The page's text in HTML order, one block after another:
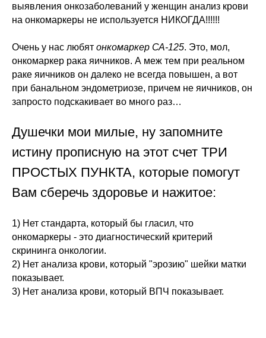
выявления онкозаболеваний у женщин анализ крови
на онкомаркеры не используется НИКОГДА!!!!!!
Очень у нас любят онкомаркер СА-125. Это, мол,
онкомаркер рака яичников. А меж тем при реальном
раке яичников он далеко не всегда повышен, а вот
при банальном эндометриозе, причем не яичников, он
запросто подскакивает во много раз…
Душечки мои милые, ну запомните
истину прописную на этот счет ТРИ
ПРОСТЫХ ПУНКТА, которые помогут
Вам сберечь здоровье и нажитое:
1) Нет стандарта, который бы гласил, что
онкомаркеры - это диагностический критерий
скрининга онкологии.
2) Нет анализа крови, который "эрозию" шейки матки
показывает.
3) Нет анализа крови, который ВПЧ показывает.